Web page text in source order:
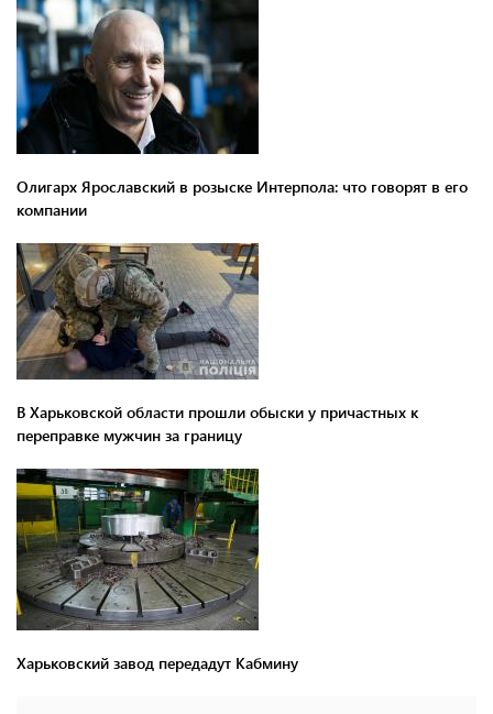
Олигарх Ярославский в розыске Интерпола: что говорят в его
компании
В Харьковской области прошли обыски у причастных к
переправке мужчин за границу
Харьковский завод передадут Кабмину